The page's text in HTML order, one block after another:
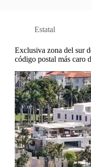
Estatal
Exclusiva zona del sur
código postal más caro